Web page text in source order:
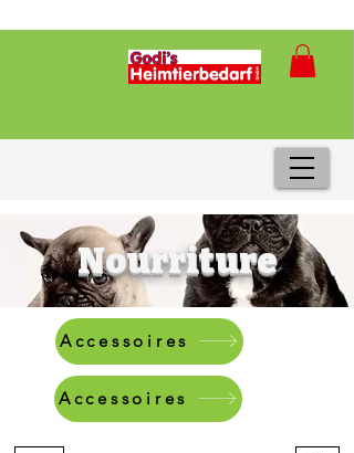
Nourriture
Accessoires
Accessoires